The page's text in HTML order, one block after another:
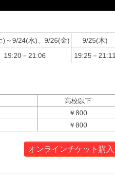
)～9/24(水)、9/26(金)
9/25(木)
19:20－21:06 19:25－21:11
高校以下
￥800
￥800
オンラインチケット購入